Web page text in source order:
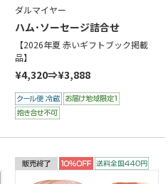
ダルマイヤー
ハム･ソーセージ詰合せ
【2026年夏 赤いギフトブック掲載
品】
¥4,320⇒¥3,888